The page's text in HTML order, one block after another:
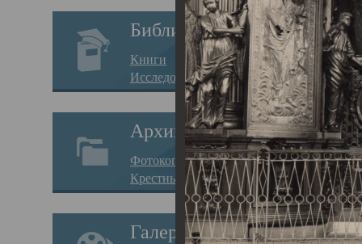
Библиотека
Книги
Исследования
Архив
Фотокопии дел
Крестные ходы
Галерея